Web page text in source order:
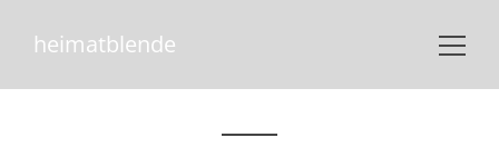
heimatblende